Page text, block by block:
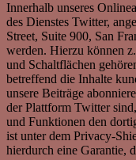
Innerhalb unseres
des Dienstes Twitter,
Street, Suite 900, San
werden. Hierzu können
und Schaltflächen
betreffend die Inhalte
unsere Beiträge
der Plattform Twitter
und Funktionen den
ist unter dem Privacy-
hierdurch eine Garantie,